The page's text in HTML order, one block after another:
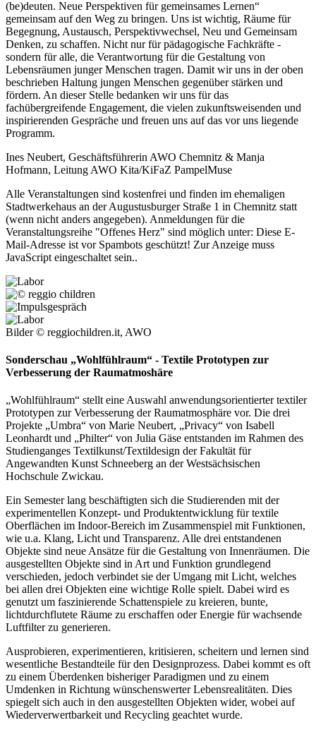
(be)deuten. Neue Perspektiven für gemeinsames Lernen“
gemeinsam auf den Weg zu bringen. Uns ist wichtig, Räume für
Begegnung, Austausch, Perspektivwechsel, Neu und Gemeinsam
Denken, zu schaffen. Nicht nur für pädagogische Fachkräfte -
sondern für alle, die Verantwortung für die Gestaltung von
Lebensräumen junger Menschen tragen. Damit wir uns in der oben
beschrieben Haltung jungen Menschen gegenüber stärken und
fördern. An dieser Stelle bedanken wir uns für das
fachübergreifende Engagement, die vielen zukunftsweisenden und
inspirierenden Gespräche und freuen uns auf das vor uns liegende
Programm.
Ines Neubert, Geschäftsführerin AWO Chemnitz & Manja
Hofmann, Leitung AWO Kita/KiFaZ PampelMuse
Alle Veranstaltungen sind kostenfrei und finden im ehemaligen
Stadtwerkehaus an der Augustusburger Straße 1 in Chemnitz statt
(wenn nicht anders angegeben). Anmeldungen für die
Veranstaltungsreihe "Offenes Herz" sind möglich unter: Diese E-
Mail-Adresse ist vor Spambots geschützt! Zur Anzeige muss
JavaScript eingeschaltet sein..
Bilder © reggiochildren.it, AWO
Sonderschau „Wohlfühlraum“ - Textile Prototypen zur
Verbesserung der Raumatmoshäre
„Wohlfühlraum“ stellt eine Auswahl anwendungsorientierter textiler
Prototypen zur Verbesserung der Raumatmosphäre vor. Die drei
Projekte „Umbra“ von Marie Neubert, „Privacy“ von Isabell
Leonhardt und „Philter“ von Julia Gäse entstanden im Rahmen des
Studienganges Textilkunst/Textildesign der Fakultät für
Angewandten Kunst Schneeberg an der Westsächsischen
Hochschule Zwickau.
Ein Semester lang beschäftigten sich die Studierenden mit der
experimentellen Konzept- und Produktentwicklung für textile
Oberflächen im Indoor-Bereich im Zusammenspiel mit Funktionen,
wie u.a. Klang, Licht und Transparenz. Alle drei entstandenen
Objekte sind neue Ansätze für die Gestaltung von Innenräumen. Die
ausgestellten Objekte sind in Art und Funktion grundlegend
verschieden, jedoch verbindet sie der Umgang mit Licht, welches
bei allen drei Objekten eine wichtige Rolle spielt. Dabei wird es
genutzt um faszinierende Schattenspiele zu kreieren, bunte,
lichtdurchflutete Räume zu erschaffen oder Energie für wachsende
Luftfilter zu generieren.
Ausprobieren, experimentieren, kritisieren, scheitern und lernen sind
wesentliche Bestandteile für den Designprozess. Dabei kommt es oft
zu einem Überdenken bisheriger Paradigmen und zu einem
Umdenken in Richtung wünschenswerter Lebensrealitäten. Dies
spiegelt sich auch in den ausgestellten Objekten wider, wobei auf
Wiederverwertbarkeit und Recycling geachtet wurde.